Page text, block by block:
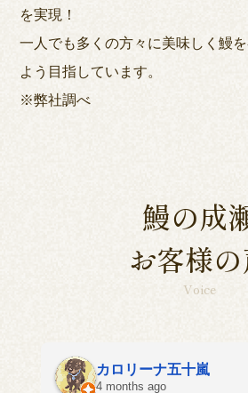
を実現！
一人でも多くの方々に美味しく鰻
よう目指しています。
※弊社調べ
鰻の成
お客様
Voice
aki
4 months ago